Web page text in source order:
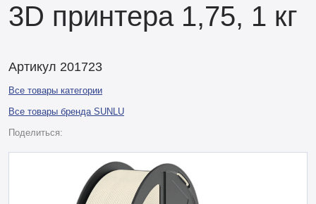
3D принтера 1,75, 1 кг
Артикул 201723
Все товары категории
Все товары бренда SUNLU
Поделиться: